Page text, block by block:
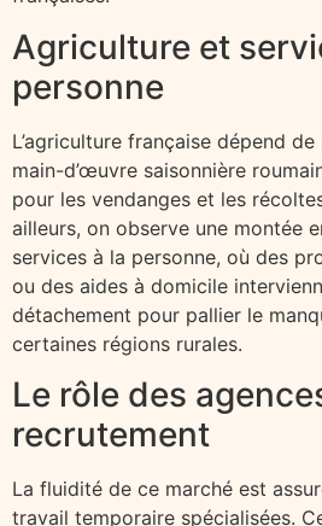
Agriculture et
personne
L’agriculture française dépend
main-d’œuvre saisonnière
pour les vendanges et les
ailleurs, on observe une montée
services à la personne, où des
ou des aides à domicile
détachement pour pallier le
certaines régions rurales.
Le rôle des
recrutement
La fluidité de ce marché est
travail temporaire spécialisées.